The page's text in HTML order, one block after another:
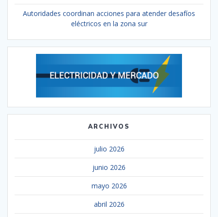
Autoridades coordinan acciones para atender desafíos
eléctricos en la zona sur
ARCHIVOS
julio 2026
junio 2026
mayo 2026
abril 2026